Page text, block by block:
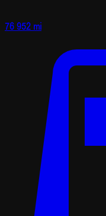
76 952 mi